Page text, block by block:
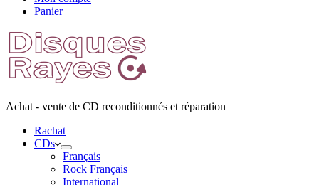
Panier
Achat - vente de CD reconditionnés et réparation
Rachat
CDs
Français
Rock Français
International